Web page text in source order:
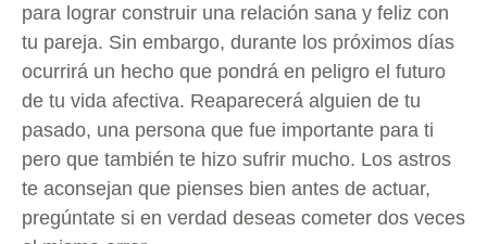
para lograr construir una relación sana y feliz con
tu pareja. Sin embargo, durante los próximos días
ocurrirá un hecho que pondrá en peligro el futuro
de tu vida afectiva. Reaparecerá alguien de tu
pasado, una persona que fue importante para ti
pero que también te hizo sufrir mucho. Los astros
te aconsejan que pienses bien antes de actuar,
pregúntate si en verdad deseas cometer dos veces